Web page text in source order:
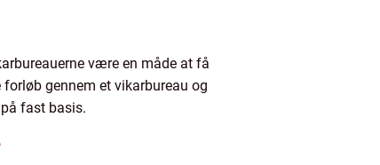
være en måde at få
gennem et vikarbureau og
fast basis.